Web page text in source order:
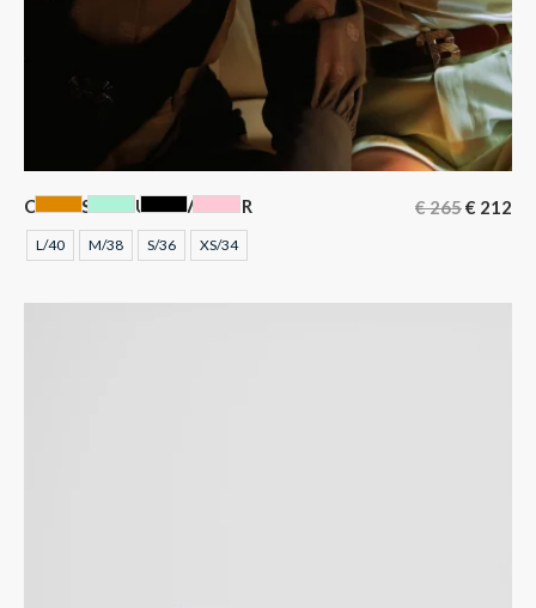
CHEMISIER GUSTAVE NOIR €265€ 212
CAMELMENTHE A L'EAU
NOIRROSE
L/40 M/38 S/36 XS/34